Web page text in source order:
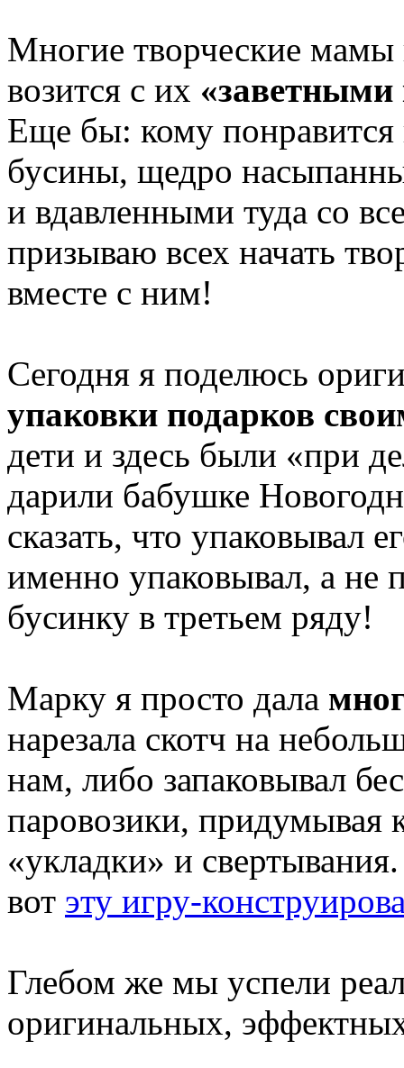
Многие творческие мамы
возится с их «заветными
Еще бы: кому понравится
бусины, щедро
и вдавленными туда со
призываю всех начать
вместе с ним!
Сегодня я поделюсь
упаковки подарков
дети и здесь были «при
дарили бабушке
сказать, что упаковывал
именно упаковывал, а не
бусинку в третьем ряду!
Марку я просто дала
нарезала скотч на
нам, либо запаковывал
паровозики, придумывая
«укладки» и
вот эту игру-
Глебом же мы успели
оригинальных,